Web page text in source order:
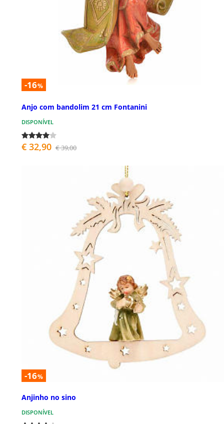
-16%
Anjo com bandolim 21 cm Fontanini
DISPONÍVEL
€ 32,90 € 39,00
-16%
Anjinho no sino
DISPONÍVEL